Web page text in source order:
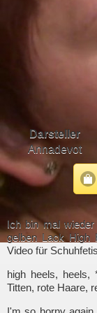
Darsteller
Annadevot
Ich bin mal
gelben Lack High
Video für
high heels, heels,
Titten, rote Haare,